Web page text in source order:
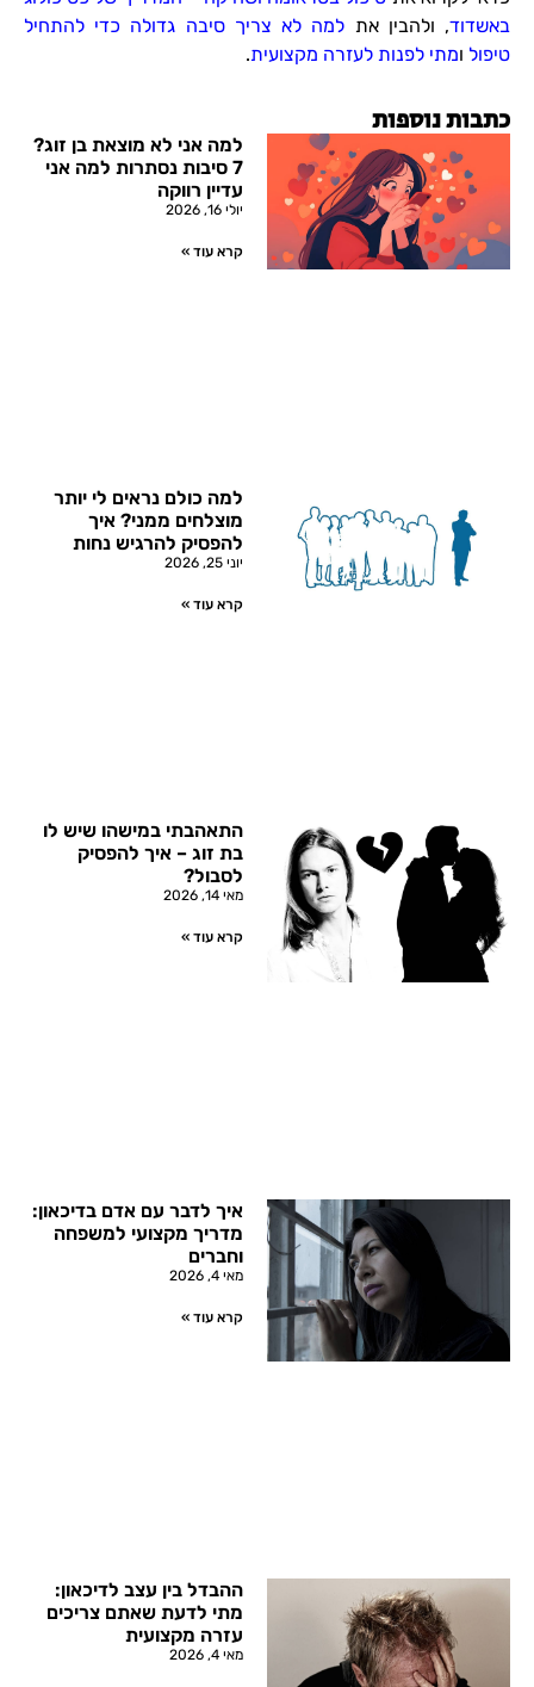
באשדוד, ולהבין את למה לא צריך סיבה גדולה כדי להתחיל
טיפול ומתי לפנות לעזרה מקצועית.
כתבות נוספות
למה אני לא מוצאת בן זוג?
7 סיבות נסתרות למה אני
עדיין רווקה
יולי 16, 2026
קרא עוד »
למה כולם נראים לי יותר
מוצלחים ממני? איך
להפסיק להרגיש נחות
יוני 25, 2026
קרא עוד »
התאהבתי במישהו שיש לו
בת זוג – איך להפסיק
לסבול?
מאי 14, 2026
קרא עוד »
איך לדבר עם אדם בדיכאון:
מדריך מקצועי למשפחה
וחברים
מאי 4, 2026
קרא עוד »
ההבדל בין עצב לדיכאון:
מתי לדעת שאתם צריכים
עזרה מקצועית
מאי 4, 2026